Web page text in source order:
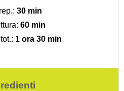
30 min
60 min
1 ora 30 min